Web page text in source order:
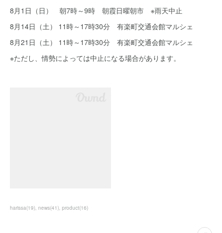
8月1日（日） 朝7時～9時 朝霞日曜朝市 ※雨天中止
8月14日（土） 11時～17時30分 有楽町交通会館マルシェ
8月21日（土） 11時～17時30分 有楽町交通会館マルシェ
※ただし、情勢によっては中止になる場合があります。
harissa(19) news(41) product(16)